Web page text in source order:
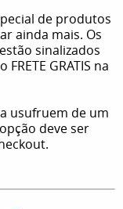
de produtos
ainda mais. Os
sinalizados
GRATIS na
usufruem de um
deve ser